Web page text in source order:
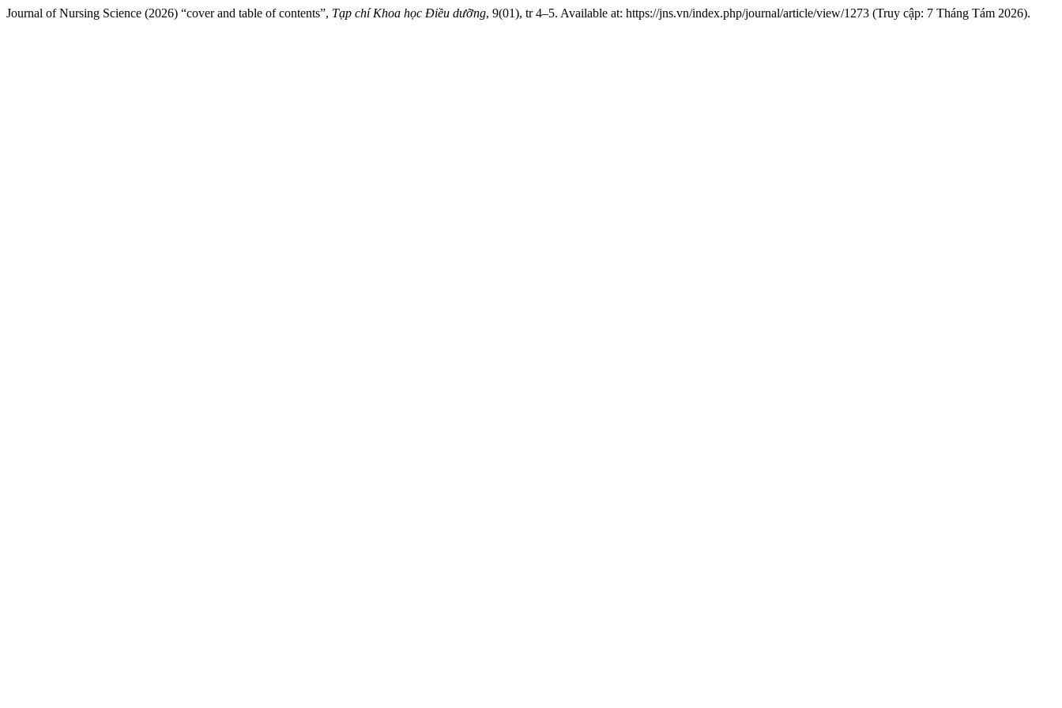
Journal of Nursing Science (2026) “cover and table of contents”, Tạp chí Khoa học Điều dưỡng, 9(01), tr 4–5. Available at: https://jns.vn/index.php/journal/article/view/1273 (Truy cập: 7 Tháng Tám 2026).